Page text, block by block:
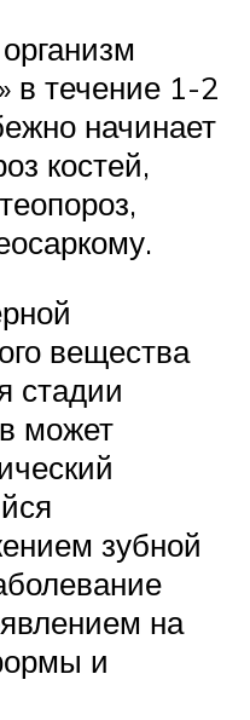
в течение 1-2
начинает
костей,
вещества
стадии
может
зубной
на
и